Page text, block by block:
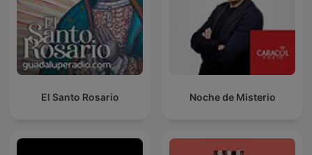
El Santo Rosario Noche de Misterio